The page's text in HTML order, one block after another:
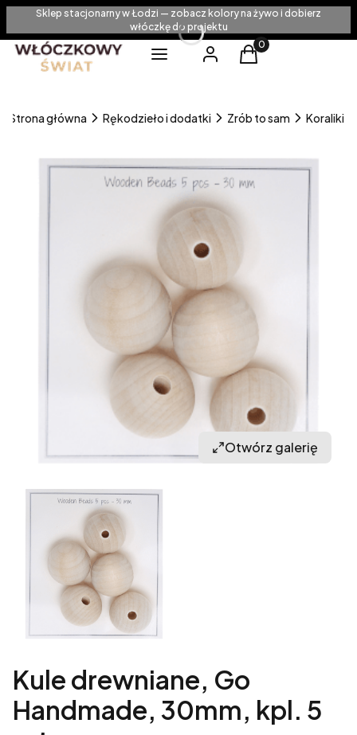
Sklep stacjonarny w Łodzi — zobacz kolory na żywo i dobierz
włóczkę do projektu
Menu
Zaloguj sięProdukty w
Koszyk
Strona główna Rękodzieło i dodatki Zrób to sam Koraliki
Otwórz galerię
Kule drewniane, Go
Handmade, 30mm, kpl. 5